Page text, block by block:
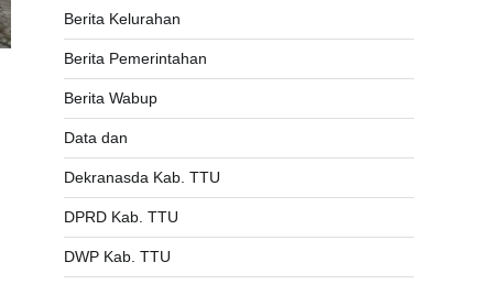
Berita Kelurahan
Berita Pemerintahan
Berita Wabup
Data dan
Dekranasda Kab. TTU
DPRD Kab. TTU
DWP Kab. TTU